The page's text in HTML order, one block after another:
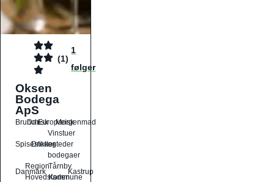
(1)
1
følger
Oksen
Bodega
ApS
Brunch
DanskEuropæiskMorgenmad
Spisesteder
Drikkesteder
Vinstuer
og
bodegaer
Danmark
Region
Hovedstaden
Tårnby
Kommune
Kastrup